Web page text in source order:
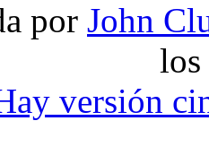
por John
los
versión